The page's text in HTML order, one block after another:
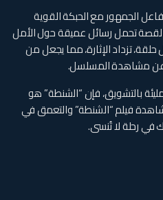
الجمهور مع الحبكة القوية
القصة تحمل رسائل عميقة حول الأمل
تزداد الإثارة، مما يجعل من
مشاهدة المسلسل.
بالتشويق، فإن “الشنطة” هو
فيلم “الشنطة” والتعمق في
في رحلة لا تُنسى.